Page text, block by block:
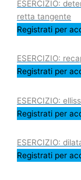
ESERCIZIO:
retta tangente
Registrati per
ESERCIZIO:
Registrati per
ESERCIZIO:
Registrati per
ESERCIZIO:
Registrati per